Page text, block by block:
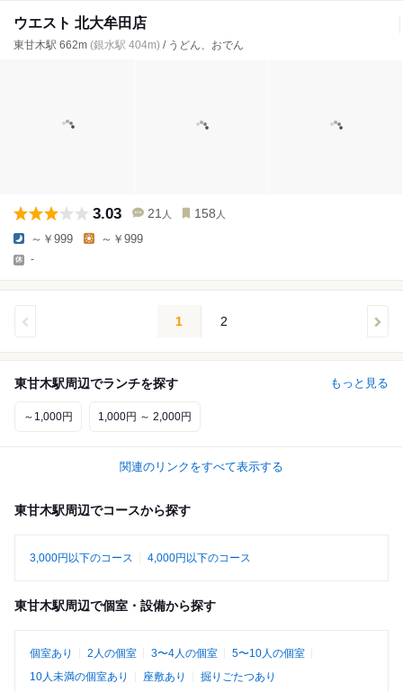
ウエスト 北大牟田店
東甘木駅 662m (銀水駅 404m) / うどん、おでん
3.03 21 人 158 人
～￥999 ～￥999
-
1 2
東甘木駅周辺でランチを探す もっと見る
～1,000円 1,000円 ～ 2,000円
関連のリンクをすべて表示する
東甘木駅周辺でコースから探す
3,000円以下のコース 4,000円以下のコース
東甘木駅周辺で個室・設備から探す
個室あり 2人の個室 3〜4人の個室
5〜10人の個室
10人未満の個室あり
座敷あり 掘りごたつあり